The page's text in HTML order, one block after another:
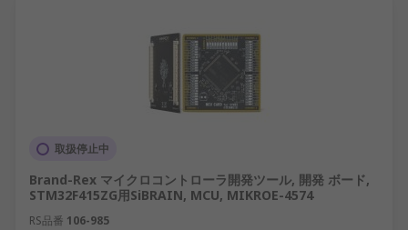
取扱停止中
Brand-Rex マイクロコントローラ開発ツール, 開発 ボード,
STM32F415ZG用SiBRAIN, MCU, MIKROE-4574
RS品番 106-985